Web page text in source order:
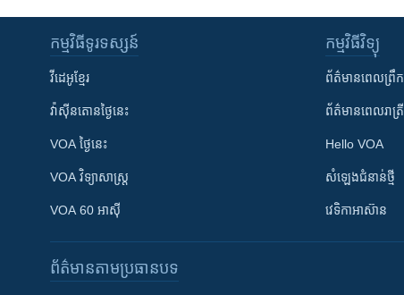
កម្មវិធី​ទូរទស្សន៍
វីដេអូ​ខ្មែរ
វ៉ាស៊ីនតោន​ថ្ងៃ​នេះ
VOA ថ្ងៃនេះ
VOA ​វិទ្យាសាស្ត្រ
VOA 60 អាស៊ី
កម្មវិធី​វិទ្យុ
ព័ត៌មាន​ពេល​ព្រឹក
ព័ត៌មាន​​ពេល​រាត្រី
Hello VOA
សំឡេង​ជំនាន់​ថ្មី
វេទិកា​អាស៊ាន
ព័ត៌មាន​តាមប្រធានបទ​